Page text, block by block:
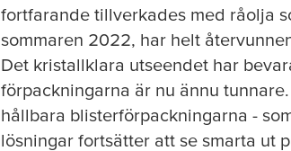
fortfarande tillverkades med råolja
sommaren 2022, har helt
Det kristallklara utseendet har
förpackningarna är nu ännu
hållbara blisterförpackningarna -
lösningar fortsätter att se smarta ut